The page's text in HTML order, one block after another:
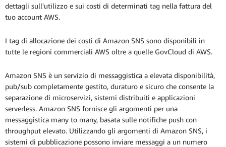
dettagli sull'utilizzo e sui costi di determinati tag nella fattura del
tuo account AWS.
I tag di allocazione dei costi di Amazon SNS sono disponibili in
tutte le regioni commerciali AWS oltre a quelle GovCloud di AWS.
Amazon SNS è un servizio di messaggistica a elevata disponibilità,
pub/sub completamente gestito, duraturo e sicuro che consente la
separazione di microservizi, sistemi distribuiti e applicazioni
serverless. Amazon SNS fornisce gli argomenti per una
messaggistica many to many, basata sulle notifiche push con
throughput elevato. Utilizzando gli argomenti di Amazon SNS, i
sistemi di pubblicazione possono inviare messaggi a un numero